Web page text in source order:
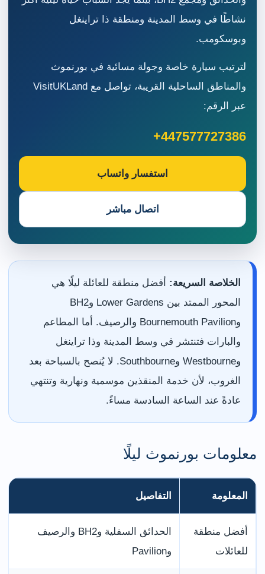
نشاطًا في وسط المدينة ومنطقة ذا تراينغل
وبوسكومب.
لترتيب سيارة خاصة وجولة مسائية في بورنموث
والمناطق الساحلية القريبة، تواصل مع VisitUKLand
عبر الرقم:
+447577727386
استفسار واتساب
اتصال مباشر
الخلاصة السريعة: أفضل منطقة للعائلة ليلًا هي
المحور الممتد بين Lower Gardens وBH2
وBournemouth Pavilion والرصيف. أما المطاعم
والبارات فتنتشر في وسط المدينة وذا تراينغل
وWestbourne وSouthbourne. لا يُنصح بالسباحة بعد
الغروب، لأن خدمة المنقذين موسمية ونهارية وتنتهي
عادةً عند الساعة السادسة مساءً.
معلومات بورنموث ليلًا
المعلومة التفاصيل
أفضل منطقة
للعائلات
الحدائق السفلية وBH2 والرصيف
وPavilion